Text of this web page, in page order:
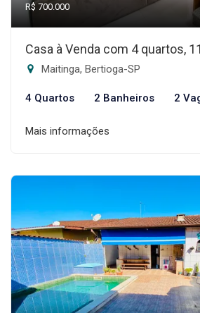
R$ 700.000
Casa à Venda com 4 quartos,
Maitinga, Bertioga-SP
4 Quartos 2 Banheiros 2
Mais informações